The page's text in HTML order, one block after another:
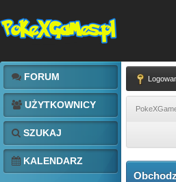
FORUM
UŻYTKOWNICY
SZUKAJ
KALENDARZ